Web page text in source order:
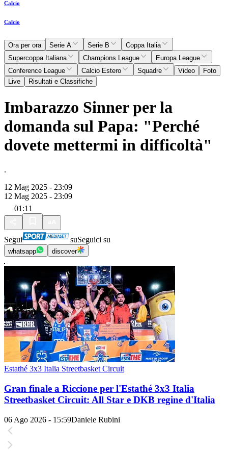
Calcio
Calcio
Ora per ora Serie A Serie B
Coppa Italia
Supercoppa Italiana
Champions League
Europa League
Conference League
Calcio Estero Squadre Video
Foto
Live
Risultati e Classifiche
Imbarazzo Sinner per la
domanda sul Papa: "Perché
dovete mettermi in difficoltà"
.
12 Mag 2025 - 23:09
12 Mag 2025 - 23:09
01:11
Segui suSeguici su
whatsapp discover
Estathé 3x3 Italia Streetbasket Circuit
Gran finale a Riccione per l'Estathé 3x3 Italia
Streetbasket Circuit: All Star e DKB regine d'Italia
06 Ago 2026 - 15:59Daniele Rubini